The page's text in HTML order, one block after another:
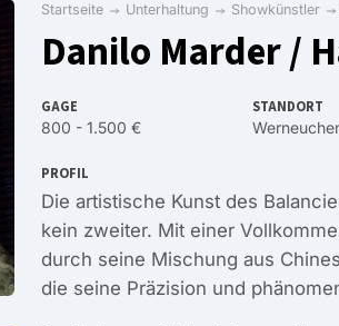
Startseite Unterhaltung Showkünstler
Danilo Marder /
GAGE
800 - 1.500 €
STANDORT
PROFIL
Die artistische Kunst des
kein zweiter. Mit einer
durch seine Mischung aus
die seine Präzision und